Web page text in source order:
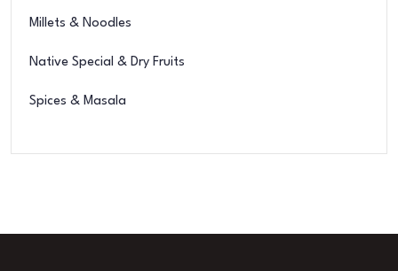
Millets & Noodles
Native Special & Dry Fruits
Spices & Masala